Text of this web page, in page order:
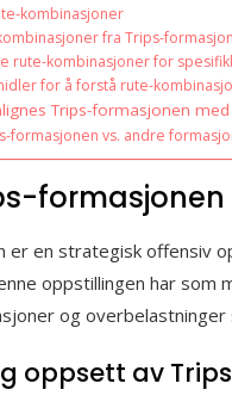
kombinasjoner
fra Trips-
rute-kombinasjoner for
for å forstå rute-
Trips-formasjonen
formasjonen vs. andre
er en strategisk offensiv
oppstillingen har
og
oppsett av